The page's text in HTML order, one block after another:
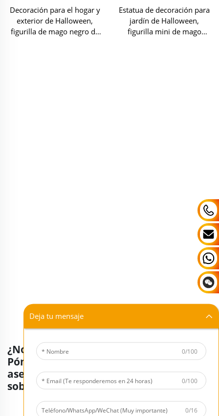
Decoración para el hogar y
exterior de Halloween,
figurilla de mago negro de
Estatua de decoración para
jardín de Halloween,
figurilla mini de mago
Deja tu mensaje
0/100
0/100
0/16
¿No encuentra lo que busca?
Póngase en contacto con nuestros
asesores para obtener más información
sobre los productos disponibles.
Solicite una cotización ahora